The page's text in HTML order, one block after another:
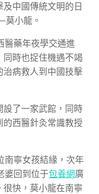
中國傳統文明的日
小龍。
醫藥年夜學交通進
同時也捉住機遇不竭
治病救人到中國技擊
設了一家武館，同時
的西醫針灸常識教授
南寧女孩結緣，次年
婆回到位于包養網廣
快，莫小龍在南寧